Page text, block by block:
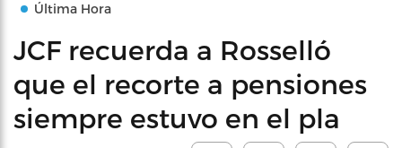
Última Hora
JCF recuerda a Rosselló
que el recorte a pensiones
siempre estuvo en el pla